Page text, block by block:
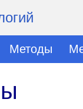
Методы